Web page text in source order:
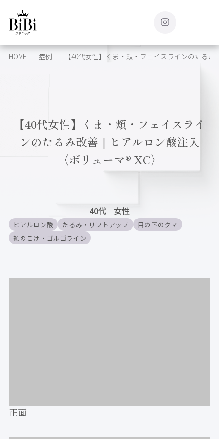
HOME 症例 【40代女性】くま・頬・フェイスラインのたる
【40代女性】くま・頬・フェイスライ
ンのたるみ改善｜ヒアルロン酸注入
〈ボリューマ® XC〉
40代 ｜ 女性
ヒアルロン酸 たるみ・リフトアップ
目の下のクマ
頬のこけ・ゴルゴライン
正面